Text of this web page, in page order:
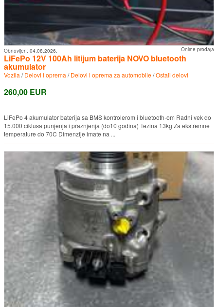
Online prodaja
Obnovljen: 04.08.2026.
LiFePo 12V 100Ah litijum baterija NOVO bluetooth
akumulator
Vozila /Delovi i oprema /Delovi i oprema za automobile/Ostali delovi
260,00 EUR
LiFePo 4 akumulator baterija sa BMS kontrolerom i bluetooth-om Radni vek do
15.000 ciklusa punjenja i praznjenja (do10 godina) Tezina 13kg Za ekstremne
temperature do 70C Dimenzije imate na ...